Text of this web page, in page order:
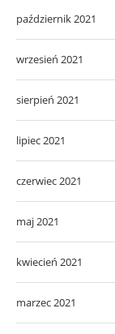
październik 2021
wrzesień 2021
sierpień 2021
lipiec 2021
czerwiec 2021
maj 2021
kwiecień 2021
marzec 2021